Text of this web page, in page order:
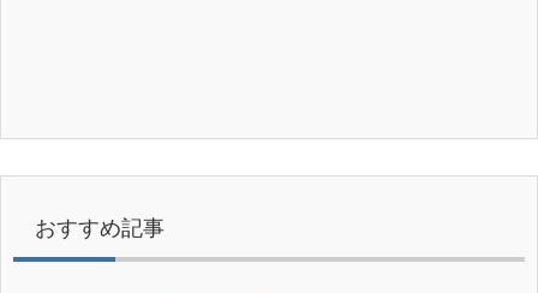
おすすめ記事